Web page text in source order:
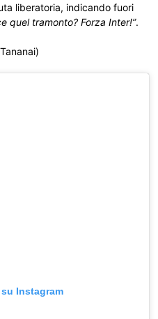
liberatoria, indicando fuori
quel tramonto? Forza Inter!”.
Instagram